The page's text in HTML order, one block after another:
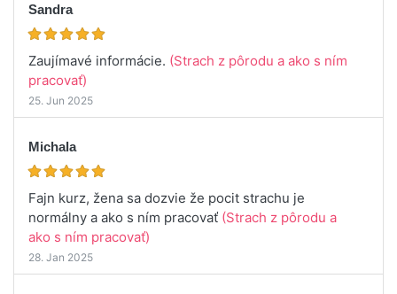
Sandra
Zaujímavé informácie. (Strach z pôrodu a ako s ním
pracovať)
25. Jun 2025
Michala
Fajn kurz, žena sa dozvie že pocit strachu je
normálny a ako s ním pracovať (Strach z pôrodu a
ako s ním pracovať)
28. Jan 2025